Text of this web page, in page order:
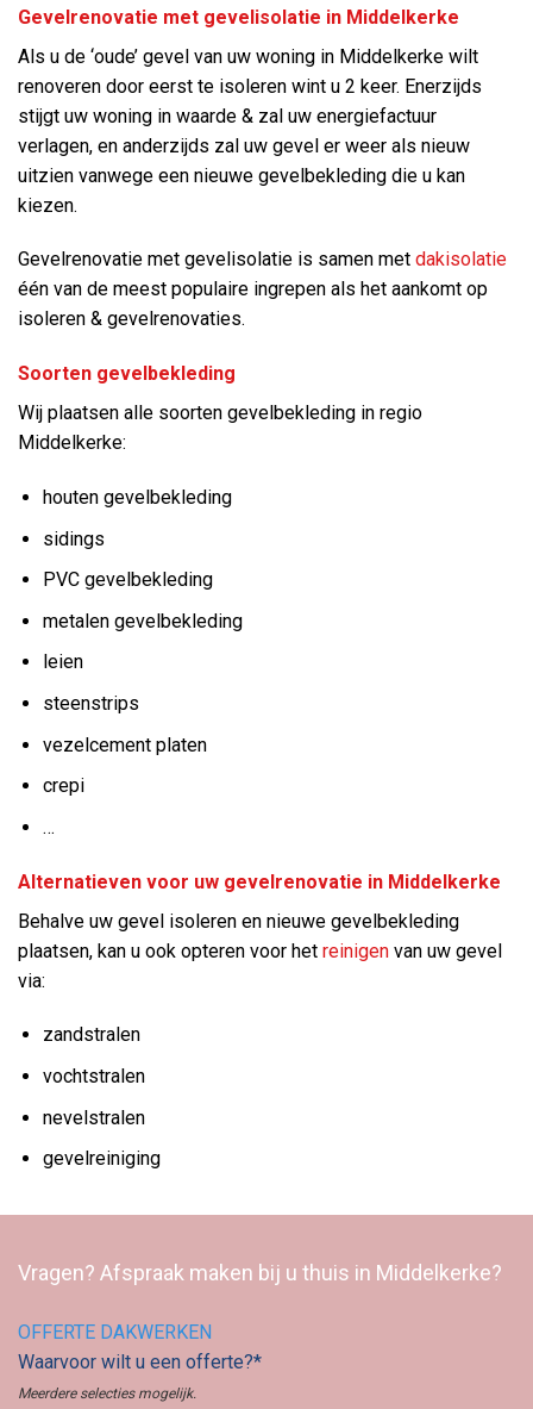
Gevelrenovatie met gevelisolatie in Middelkerke
Als u de ‘oude’ gevel van uw woning in Middelkerke wilt
renoveren door eerst te isoleren wint u 2 keer. Enerzijds
stijgt uw woning in waarde & zal uw energiefactuur
verlagen, en anderzijds zal uw gevel er weer als nieuw
uitzien vanwege een nieuwe gevelbekleding die u kan
kiezen.
Gevelrenovatie met gevelisolatie is samen met dakisolatie
één van de meest populaire ingrepen als het aankomt op
isoleren & gevelrenovaties.
Soorten gevelbekleding
Wij plaatsen alle soorten gevelbekleding in regio
Middelkerke:
houten gevelbekleding
sidings
PVC gevelbekleding
metalen gevelbekleding
leien
steenstrips
vezelcement platen
crepi
…
Alternatieven voor uw gevelrenovatie in Middelkerke
Behalve uw gevel isoleren en nieuwe gevelbekleding
plaatsen, kan u ook opteren voor het reinigen van uw gevel
via:
zandstralen
vochtstralen
nevelstralen
gevelreiniging
Vragen? Afspraak maken bij u thuis in Middelkerke?
OFFERTE DAKWERKEN
Waarvoor wilt u een offerte?*
Meerdere selecties mogelijk.